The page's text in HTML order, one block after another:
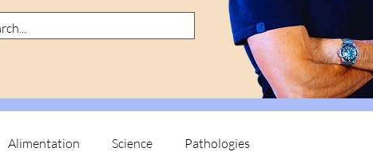
Alimentation Science Pathologies